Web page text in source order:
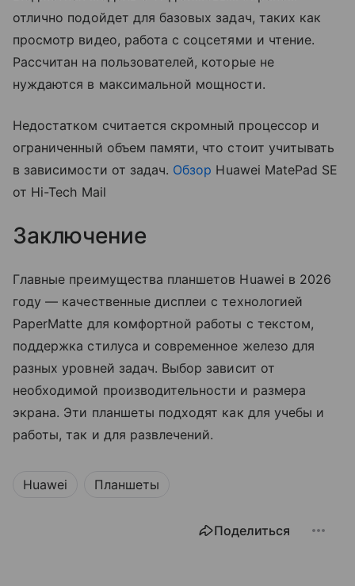
отлично подойдет для базовых задач, таких как
просмотр видео, работа с соцсетями и чтение.
Рассчитан на пользователей, которые не
нуждаются в максимальной мощности.
Недостатком считается скромный процессор и
ограниченный объем памяти, что стоит учитывать
в зависимости от задач. Обзор Huawei MatePad SE
от Hi-Tech Mail
Заключение
Главные преимущества планшетов Huawei в 2026
году — качественные дисплеи с технологией
PaperMatte для комфортной работы с текстом,
поддержка стилуса и современное железо для
разных уровней задач. Выбор зависит от
необходимой производительности и размера
экрана. Эти планшеты подходят как для учебы и
работы, так и для развлечений.
Huawei Планшеты
Поделиться